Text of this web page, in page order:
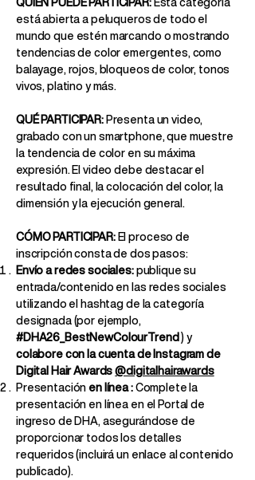
está abierta a peluqueros de todo el
mundo que estén marcando o mostrando
tendencias de color emergentes, como
balayage, rojos, bloqueos de color, tonos
vivos, platino y más.
QUÉ PARTICIPAR:Presenta un video,
grabado con un smartphone, que muestre
la tendencia de color en su máxima
expresión. El video debe destacar el
resultado final, la colocación del color, la
dimensión y la ejecución general.
CÓMO PARTICIPAR:El proceso de
inscripción consta de dos pasos:
Envío a redes sociales:publique su
entrada/contenido en las redes sociales
utilizando el hashtag de la categoría
designada (por ejemplo,
#DHA26_BestNewColourTrend) y
colabore con la cuenta de Instagram de
Digital Hair Awards@digitalhairawards
Presentaciónen línea:Complete la
presentación en línea en el Portal de
ingreso de DHA, asegurándose de
proporcionar todos los detalles
requeridos (incluirá un enlace al contenido
publicado).